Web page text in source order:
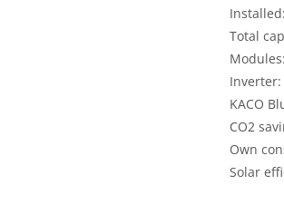
Total
Inverter:
KACO
CO2
Own
Solar